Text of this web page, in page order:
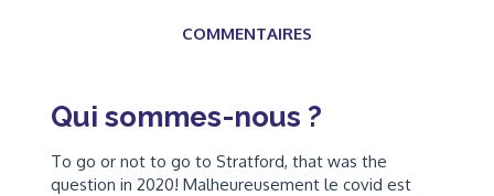
COMMENTAIRES
Qui sommes-nous ?
To go or not to go to Stratford, that was the
question in 2020! Malheureusement le covid est